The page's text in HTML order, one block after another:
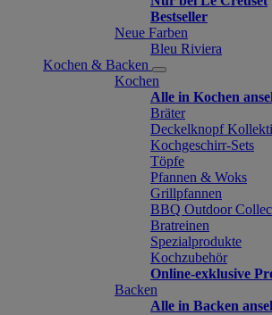
Bestseller
Neue Farben
Bleu Riviera
Kochen & Backen
Kochen
Alle in Kochen
Bräter
Deckelknopf
Kochgeschirr-Sets
Töpfe
Pfannen & Woks
Grillpfannen
BBQ Outdoor
Bratreinen
Spezialprodukte
Kochzubehör
Online-exklusive
Backen
Alle in Backen